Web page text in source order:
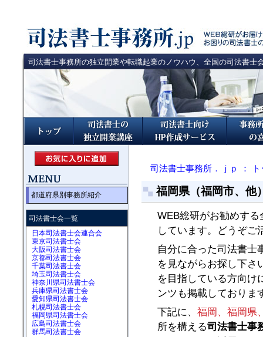
司法書士事務所の独立開業や転職起業のノウハウ、全国の司法書士
司法書士事務所．ｊｐ ： ト
福岡県（福岡市、他
WEB総研がお勧めす
しています。どうぞご
自分に合った司法書士
を見ながらお探し下さ
を目指している方向け
ンツも掲載しておりま
下記に、 福岡、福岡県
所を構える司法書士事
都道府県別事務所紹介
司法書士会一覧
日本司法書士会連合会
東京司法書士会
大阪司法書士会
京都司法書士会
千葉司法書士会
埼玉司法書士会
神奈川県司法書士会
兵庫県司法書士会
愛知県司法書士会
札幌司法書士会
福岡県司法書士会
広島司法書士会
群馬司法書士会